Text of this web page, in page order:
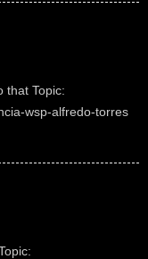
that Topic:
wsp-alfredo-torres